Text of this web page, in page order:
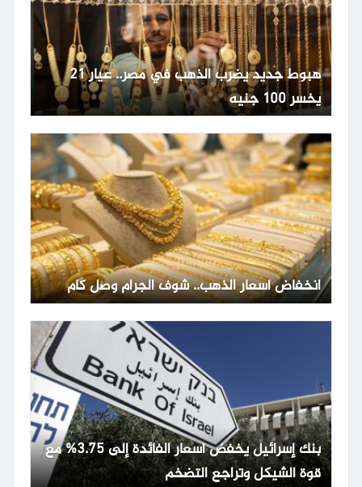
هبوط جديد يضرب الذهب في مصر.. عيار 21
يخسر 100 جنيه
انخفاض أسعار الذهب.. شوف الجرام وصل كام
بنك إسرائيل يخفض أسعار الفائدة إلى 3.75% مع
قوة الشيكل وتراجع التضخم